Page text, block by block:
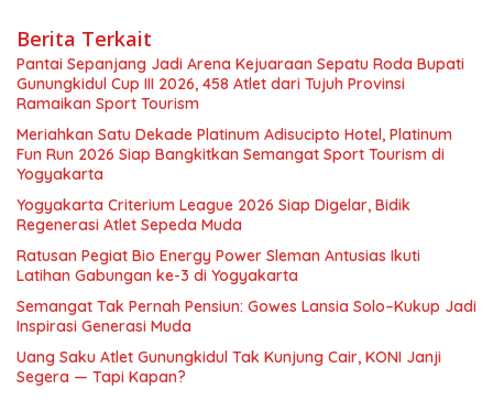
Berita Terkait
Pantai Sepanjang Jadi Arena Kejuaraan Sepatu Roda Bupati
Gunungkidul Cup III 2026, 458 Atlet dari Tujuh Provinsi
Ramaikan Sport Tourism
Meriahkan Satu Dekade Platinum Adisucipto Hotel, Platinum
Fun Run 2026 Siap Bangkitkan Semangat Sport Tourism di
Yogyakarta
Yogyakarta Criterium League 2026 Siap Digelar, Bidik
Regenerasi Atlet Sepeda Muda
Ratusan Pegiat Bio Energy Power Sleman Antusias Ikuti
Latihan Gabungan ke-3 di Yogyakarta
Semangat Tak Pernah Pensiun: Gowes Lansia Solo–Kukup Jadi
Inspirasi Generasi Muda
Uang Saku Atlet Gunungkidul Tak Kunjung Cair, KONI Janji
Segera — Tapi Kapan?